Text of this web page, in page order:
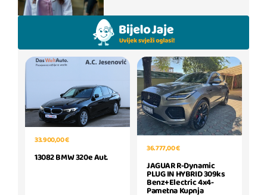
33.900,00 €
13082 BMW 320e Aut.
36.777,00 €
JAGUAR R-Dynamic
PLUG IN HYBRID 309ks
Benz+Electric 4x4-
Pametna Kupnja